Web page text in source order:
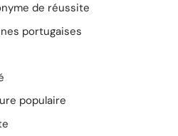
de réussite
portugaises
populaire